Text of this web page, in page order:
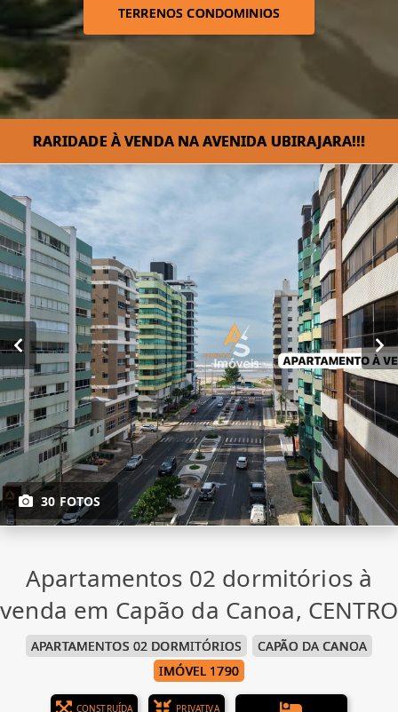
TERRENOS CONDOMINIOS
RARIDADE À VENDA NA AVENIDA UBIRAJARA!!!
30 FOTOS
Apartamentos 02 dormitórios à
venda em Capão da Canoa, CENTRO
APARTAMENTOS 02 DORMITÓRIOS
CAPÃO DA CANOA
IMÓVEL 1790
CONSTRUÍDA PRIVATIVA